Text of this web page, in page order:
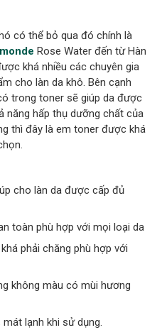
có thể bỏ qua đó chính là
Rose Water đến từ Hàn
khá nhiều các chuyên gia
cho làn da khô. Bên cạnh
trong toner sẽ giúp da được
năng hấp thụ dưỡng chất của
thì đây là em toner được khá
cho làn da được cấp đủ
toàn phù hợp với mọi loại da
phải chăng phù hợp với
không màu có mùi hương
lạnh khi sử dụng.